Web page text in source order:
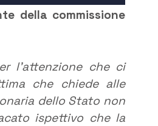
della commissione
l’attenzione che ci
che chiede alle
dello Stato non
ispettivo che la